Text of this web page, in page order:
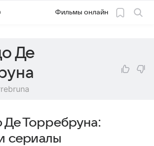
Фильмы онлайн
Де
Де Торребруна:
сериалы